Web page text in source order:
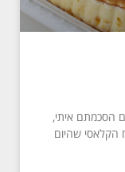
הסכמתם איתי,
הקלאסי שהיום